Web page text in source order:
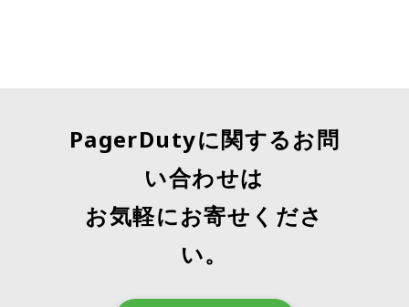
PagerDutyに関するお問
い合わせは
お気軽にお寄せくださ
い。